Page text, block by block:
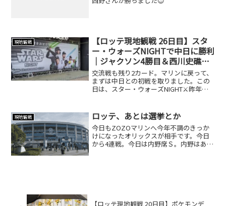
現地観戦
【ロッテ現地観戦 26日目】スタ
ー・ウォーズNIGHTで中日に勝利
｜ジャクソン4勝目＆西川史礁が
勝ち越し打！
交流戦も残り2カード。マリンに戻って、
まずは中日との初戦を取りました。この
日は、スター・ウォーズNIGHT⚔️昨年に
くれますね😆中日には去年の交流戦で3連
敗。オープン戦で...
現地観戦 ロッテ、あとは選挙とか
今日もZOZOマリンへ今年不調のきっか
けになったオリックスが相手です。今日
から4連戦。今日は内野席Ｓ。内野はあま
【ロッテ現地観戦 20日目】ポケモンデ